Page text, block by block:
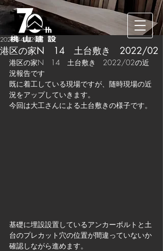
港区の家N 14 土台敷き 2022/02
2022年4月29日
港区の家N　14　土台敷き　2022/02の近
況報告です
既に着工している現場ですが、随時現場の近
況をアップしていきます。
今回は大工さんによる土台敷きの様子です。
基礎に埋設設置しているアンカーボルトと土
台のプレカット穴の位置が間違っていないか
確認しながら進めます。